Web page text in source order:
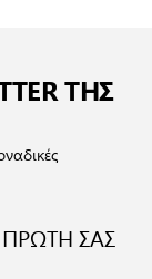
ΤΗΣ
ΣΑΣ